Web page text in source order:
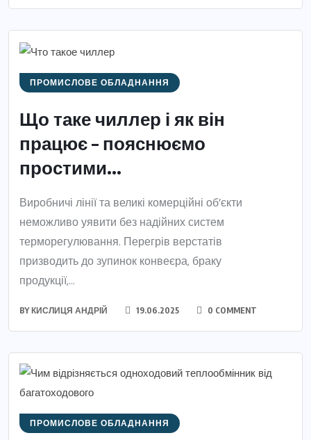
ПРОМИСЛОВЕ ОБЛАДНАННЯ
Що таке чиллер і як він
працює – пояснюємо
простими...
Виробничі лінії та великі комерційні об’єкти
неможливо уявити без надійних систем
терморегулювання. Перегрів верстатів
призводить до зупинок конвеєра, браку
продукції,...
BYКИСЛИЦЯ АНДРІЙ 19.06.2025 0 COMMENT
ПРОМИСЛОВЕ ОБЛАДНАННЯ